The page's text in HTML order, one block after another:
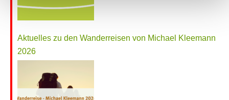
Aktuelles zu den Wanderreisen von Michael Kleemann
2026